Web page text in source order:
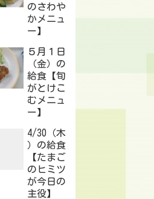
のさわや
かメニュ
ー】
５月１日
（金）の
給食【旬
がとけこ
むメニュ
ー】
4/30（木
）の給食
【たまご
のヒミツ
が今日の
主役】